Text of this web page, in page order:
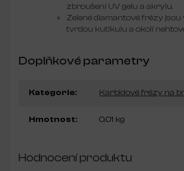
zbroušení UV gelu a akrylu.
Zelené diamantové frézy jsou
tvrdou kutikulu a okolí
Doplňkové parametry
Kategorie: Karbidové frézy na
Hmotnost: 0.01 kg
Hodnocení produktu